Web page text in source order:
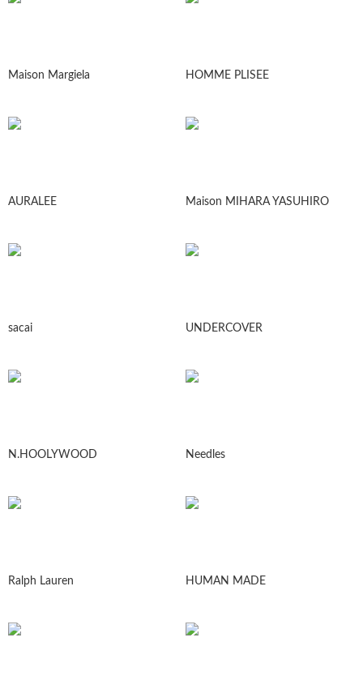
Maison Margiela HOMME PLISEE
AURALEE Maison MIHARA YASUHIRO
sacai UNDERCOVER
N.HOOLYWOOD Needles
Ralph Lauren HUMAN MADE